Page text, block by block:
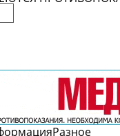
Разное